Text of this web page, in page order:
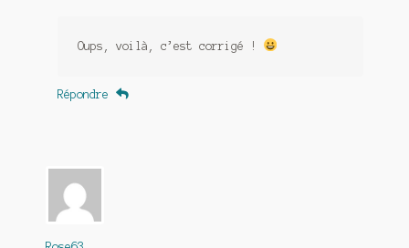
Oups, voilà, c’est corrigé !
Répondre